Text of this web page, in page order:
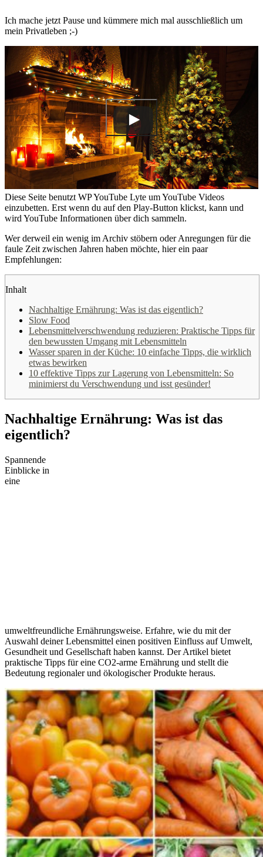
Ich mache jetzt Pause und kümmere mich mal ausschließlich um
mein Privatleben ;-)
Diese Seite benutzt WP YouTube Lyte um YouTube Videos
einzubetten. Erst wenn du auf den Play-Button klickst, kann und
wird YouTube Informationen über dich sammeln.
Wer derweil ein wenig im Archiv stöbern oder Anregungen für die
faule Zeit zwischen Jahren haben möchte, hier ein paar
Empfehlungen:
Inhalt
Nachhaltige Ernährung: Was ist das eigentlich?
Slow Food
Lebensmittelverschwendung reduzieren: Praktische Tipps für
den bewussten Umgang mit Lebensmitteln
Wasser sparen in der Küche: 10 einfache Tipps, die wirklich
etwas bewirken
10 effektive Tipps zur Lagerung von Lebensmitteln: So
minimierst du Verschwendung und isst gesünder!
Nachhaltige Ernährung: Was ist das
eigentlich?
Spannende
Einblicke in
eine
umweltfreundliche Ernährungsweise. Erfahre, wie du mit der
Auswahl deiner Lebensmittel einen positiven Einfluss auf Umwelt,
Gesundheit und Gesellschaft haben kannst. Der Artikel bietet
praktische Tipps für eine CO2-arme Ernährung und stellt die
Bedeutung regionaler und ökologischer Produkte heraus.